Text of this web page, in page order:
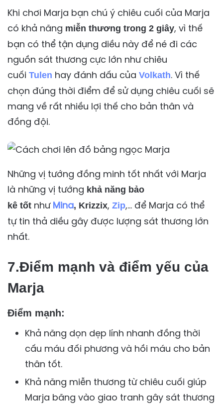
Khi chơi Marja bạn chú ý chiêu cuối của Marja
có khả năng miễn thương trong 2 giây, vì thế
bạn có thể tận dụng diều này để né đi các
nguồn sát thương cực lớn như chiêu
cuối Tulen hay đánh dấu của Volkath. Vì thế
chọn đúng thời điểm để sử dụng chiêu cuối sẽ
mang về rất nhiều lợi thế cho bản thân và
đồng đội.
Những vị tướng đồng minh tốt nhất với Marja
là những vị tướng khả năng bảo
kê tốt như Mina, Krizzix, Zip,… để Marja có thể
tự tin thả diều gây được lượng sát thương lớn
nhất.
7.Điểm mạnh và điểm yếu của
Marja
Điểm mạnh:
Khả năng dọn dẹp lính nhanh đồng thời
cấu máu đối phương và hồi máu cho bản
thân tốt.
Khả năng miễn thương từ chiêu cuối giúp
Marja băng vào giao tranh gây sát thương